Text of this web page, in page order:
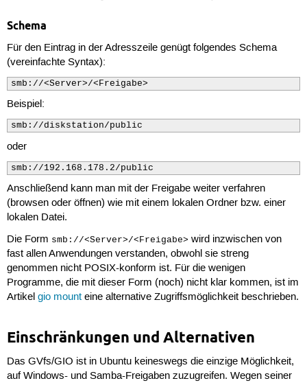
Schema
Für den Eintrag in der Adresszeile genügt folgendes Schema
(vereinfachte Syntax):
smb://<Server>/<Freigabe>
Beispiel:
smb://diskstation/public
oder
smb://192.168.178.2/public
Anschließend kann man mit der Freigabe weiter verfahren
(browsen oder öffnen) wie mit einem lokalen Ordner bzw. einer
lokalen Datei.
Die Form smb://<Server>/<Freigabe> wird inzwischen von
fast allen Anwendungen verstanden, obwohl sie streng
genommen nicht POSIX-konform ist. Für die wenigen
Programme, die mit dieser Form (noch) nicht klar kommen, ist im
Artikel gio mounteine alternative Zugriffsmöglichkeit beschrieben.
Einschränkungen und Alternativen
Das GVfs/GIO ist in Ubuntu keineswegs die einzige Möglichkeit,
auf Windows- und Samba-Freigaben zuzugreifen. Wegen seiner